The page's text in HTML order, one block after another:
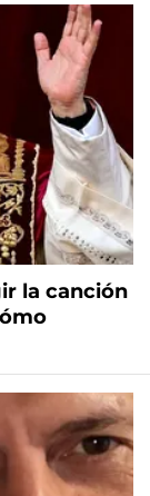
la canción